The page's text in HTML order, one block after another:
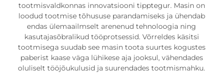
tootmisvaldkonnas innovatsiooni tipptegur. Masin on
loodud tootmise tõhususe parandamiseks ja ühendab
endas ülemaailmselt arenenud tehnoloogia ning
kasutajasõbralikud tööprotsessid. Võrreldes käsitsi
tootmisega suudab see masin toota suurtes kogustes
paberist kaase väga lühikese aja jooksul, vähendades
oluliselt tööjõukulusid ja suurendades tootmismahku.